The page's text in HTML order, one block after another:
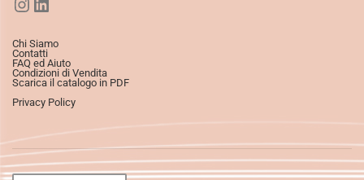
Chi Siamo
Contatti
FAQ ed Aiuto
Condizioni di Vendita
Scarica il catalogo in PDF
Privacy Policy